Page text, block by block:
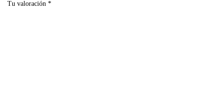
Tu valoración *